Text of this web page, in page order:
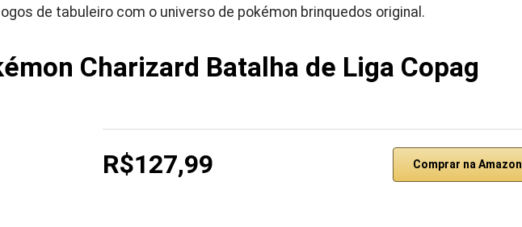
de tabuleiro com o universo de pokémon brinquedos original.
Charizard Batalha de Liga Copag
R$127,99 Comprar na Amazon